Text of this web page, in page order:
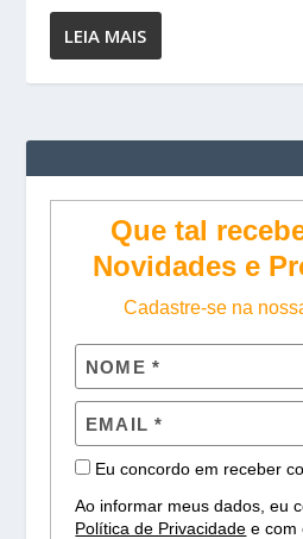
LEIA MAIS
Que tal
Novidades e
Cadastre-se na
Eu concordo em receber
Ao informar meus dados, eu
Política de Privacidade e